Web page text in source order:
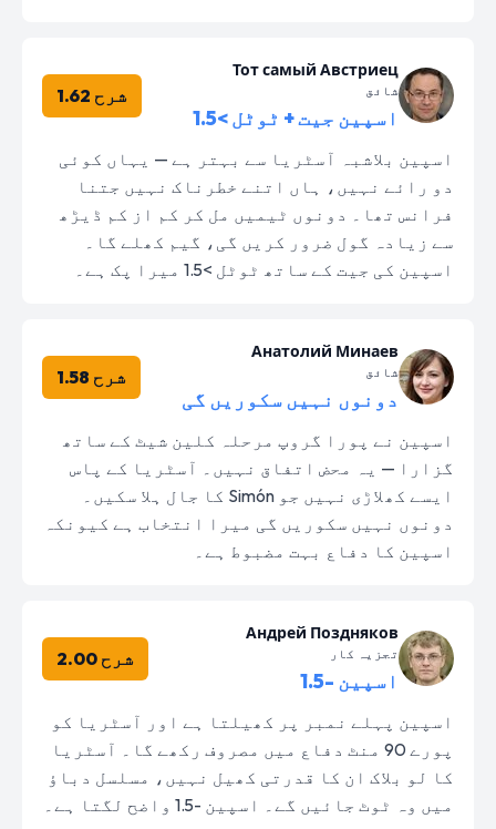
Тот самый Австриец
شائق
اسپین جیت + ٹوٹل >1.5
شرح 1.62
اسپین بلاشبہ آسٹریا سے بہتر ہے — یہاں کوئی
دو رائے نہیں، ہاں اتنے خطرناک نہیں جتنا
فرانس تھا۔ دونوں ٹیمیں مل کر کم از کم ڈیڑھ
سے زیادہ گول ضرور کریں گی، گیم کھلے گا۔
اسپین کی جیت کے ساتھ ٹوٹل >1.5 میرا پک ہے۔
Анатолий Минаев
شائق
دونوں نہیں سکوریں گی
شرح 1.58
اسپین نے پورا گروپ مرحلہ کلین شیٹ کے ساتھ
گزارا — یہ محض اتفاق نہیں۔ آسٹریا کے پاس
ایسے کھلاڑی نہیں جو Simón کا جال ہلا سکیں۔
دونوں نہیں سکوریں گی میرا انتخاب ہے کیونکہ
اسپین کا دفاع بہت مضبوط ہے۔
Андрей Поздняков
تجزیہ کار
اسپین -1.5
شرح 2.00
اسپین پہلے نمبر پر کھیلتا ہے اور آسٹریا کو
پورے 90 منٹ دفاع میں مصروف رکھے گا۔ آسٹریا
کا لو بلاک ان کا قدرتی کھیل نہیں، مسلسل دباؤ
میں وہ ٹوٹ جائیں گے۔ اسپین -1.5 واضح لگتا ہے۔